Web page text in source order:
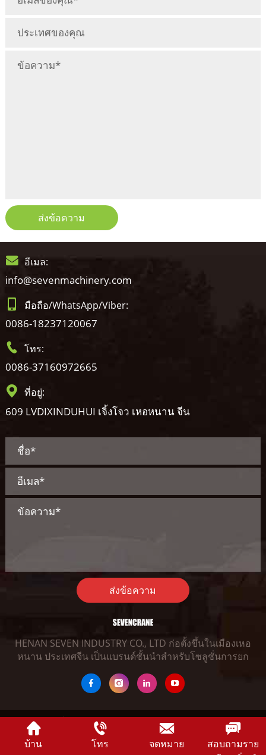
ส่งข้อความ
อีเมล:
info@sevenmachinery.com
มือถือ/WhatsApp/Viber:
0086-18237120067
โทร:
0086-37160972665
ที่อยู่:
609 LVDIXINDUHUI เจิ้งโจว เหอหนาน จีน
ส่งข้อความ
HENAN SEVEN INDUSTRY CO., LTD ก่อตั้งขึ้นในเมืองเหอ
หนาน ประเทศจีน เป็นแบรนด์ชั้นนำสำหรับโซลูชั่นการยก
ลิขสิทธิ์ © 2021 Henan Seven Industry Co., Ltd
บ้าน
โทร จดหมาย
สอบถามราย